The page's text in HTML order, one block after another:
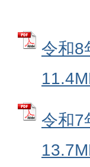
令和8
令和7